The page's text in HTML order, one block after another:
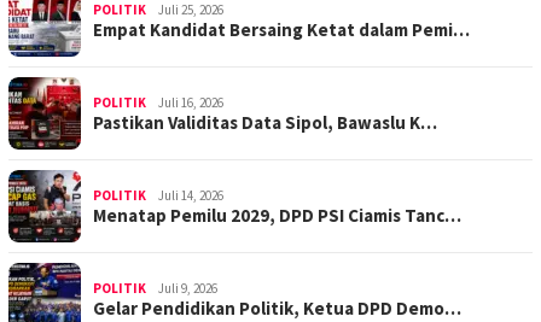
POLITIK Juli 25, 2026
Empat Kandidat Bersaing Ketat dalam Pemi…
POLITIK Juli 16, 2026
Pastikan Validitas Data Sipol, Bawaslu K…
POLITIK Juli 14, 2026
Menatap Pemilu 2029, DPD PSI Ciamis Tanc…
POLITIK Juli 9, 2026
Gelar Pendidikan Politik, Ketua DPD Demo…